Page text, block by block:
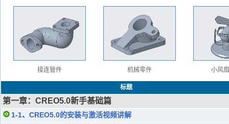
接连管件 机械零件 小风
标题
第一章：CREO5.0新手基础篇
1-1、CREO5.0的安装与激活视频讲解